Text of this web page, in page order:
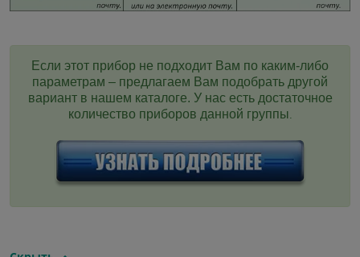
Если этот прибор не подходит Вам по каким-либо
параметрам – предлагаем Вам подобрать другой
вариант в нашем каталоге. У нас есть достаточное
количество приборов данной группы.